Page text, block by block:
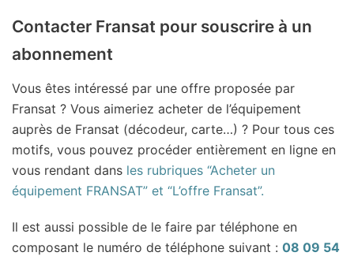
Contacter Fransat pour souscrire à un
abonnement
Vous êtes intéressé par une offre proposée par
Fransat ? Vous aimeriez acheter de l’équipement
auprès de Fransat (décodeur, carte…) ? Pour tous ces
motifs, vous pouvez procéder entièrement en ligne en
vous rendant dans les rubriques “Acheter un
équipement FRANSAT” et “L’offre Fransat”.
Il est aussi possible de le faire par téléphone en
composant le numéro de téléphone suivant : 08 09 54